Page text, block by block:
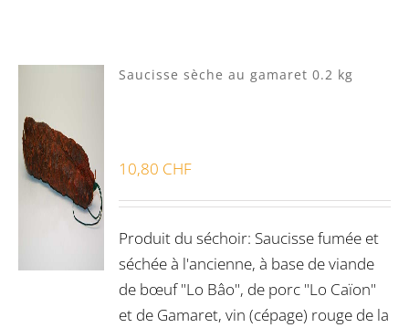
Préparations viandes
Produits d'exception(0)
Produits fumoir(1)
Produits séchoir
(2)
Spécialité vaudoises(0)
Saucisse sèche au gamaret 0.2 kg
10,80 CHF
Produit du séchoir: Saucisse fumée et
séchée à l'ancienne, à base de viande
de bœuf "Lo Bâo", de porc "Lo Caïon"
et de Gamaret, vin (cépage) rouge de la